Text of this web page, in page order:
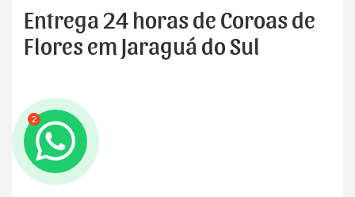
2
Entrega 24 horas de Coroas de
Flores em Jaraguá do Sul